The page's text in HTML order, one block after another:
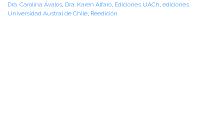
Dra. Carolina Ávalos, Dra. Karen Alfaro, Ediciones UACh, ediciones
Universidad Austral de Chile, Reedición